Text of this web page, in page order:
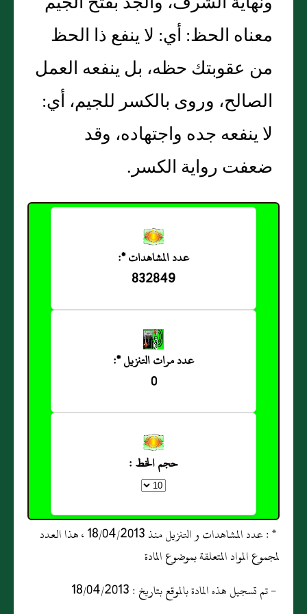
معناه الحظ: أي: لا ينفع ذا الحظ
من عقوبتك حظه، بل ينفعه العمل
الصالح، وروى بالكسر للجيم، أي:
لا ينفعه جده واجتهاده، وقد
ضعفت رواية الكسر.
عدد المشاهدات *:
832849
عدد مرات التنزيل *:
0
حجم الخط :
* : عدد المشاهدات و التنزيل منذ 18/04/2013 ، هذا العدد
لمجموع المواد المتعلقة بموضوع المادة
- تم تسجيل هذه المادة بالموقع بتاريخ : 18/04/2013